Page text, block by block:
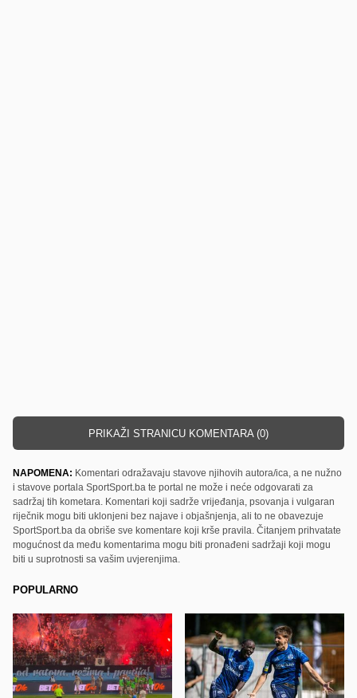
PRIKAŽI STRANICU KOMENTARA (0)
NAPOMENA: Komentari odražavaju stavove njihovih autora/ica, a ne nužno
i stavove portala SportSport.ba te portal ne može i neće odgovarati za
sadržaj tih kometara. Komentari koji sadrže vrijeđanja, psovanja i vulgaran
riječnik mogu biti uklonjeni bez najave i objašnjenja, ali to ne obavezuje
SportSport.ba da obriše sve komentare koji krše pravila. Čitanjem prihvatate
mogućnost da među komentarima mogu biti pronađeni sadržaji koji mogu
biti u suprotnosti sa vašim uvjerenjima.
POPULARNO